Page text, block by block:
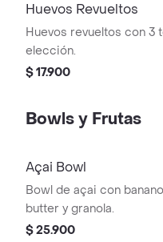
Huevos Revueltos
Huevos revueltos con 3
elección.
$ 17.900
Bowls y Frutas
Açai Bowl
Bowl de açai con
butter y granola.
$ 25.900